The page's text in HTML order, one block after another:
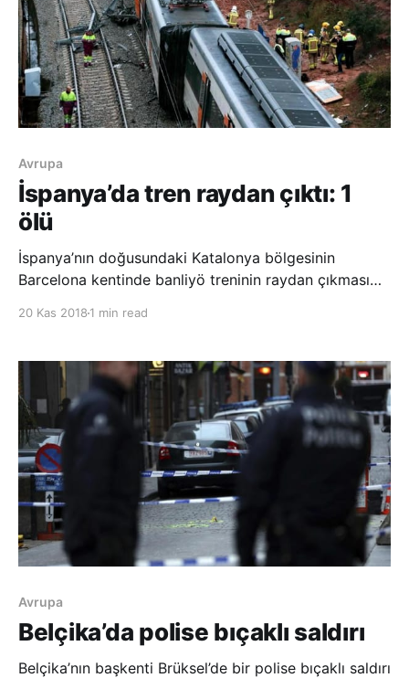
Avrupa
İspanya’da tren raydan çıktı: 1
ölü
İspanya’nın doğusundaki Katalonya bölgesinin
Barcelona kentinde banliyö treninin raydan çıkması
hattında Manresa-Sant-Vi
20 Kas 2018 1 min read
Avrupa
Belçika’da polise bıçaklı saldırı
Belçika’nın başkenti Brüksel’de bir polise bıçaklı saldırı